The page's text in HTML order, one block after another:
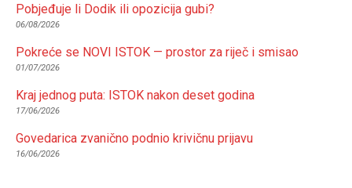
Pobjeđuje li Dodik ili opozicija gubi?
06/08/2026
Pokreće se NOVI ISTOK — prostor za riječ i smisao
01/07/2026
Kraj jednog puta: ISTOK nakon deset godina
17/06/2026
Govedarica zvanično podnio krivičnu prijavu
16/06/2026